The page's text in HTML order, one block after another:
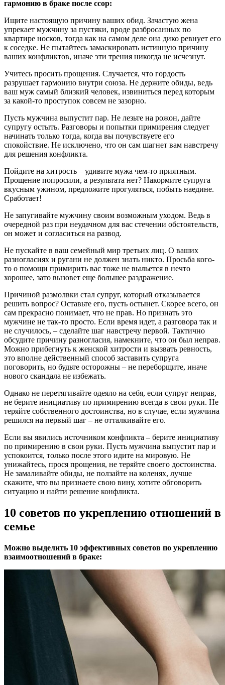
гармонию в браке после ссор:
Ищите настоящую причину ваших обид. Зачастую жена
упрекает мужчину за пустяки, вроде разбросанных по
квартире носков, тогда как на самом деле она дико ревнует его
к соседке. Не пытайтесь замаскировать истинную причину
ваших конфликтов, иначе эти трения никогда не исчезнут.
Учитесь просить прощения. Случается, что гордость
разрушает гармонию внутри союза. Не держите обиды, ведь
ваш муж самый близкий человек, извиниться перед которым
за какой-то проступок совсем не зазорно.
Пусть мужчина выпустит пар. Не лезьте на рожон, дайте
супругу остыть. Разговоры и попытки примирения следует
начинать только тогда, когда вы почувствуете его
спокойствие. Не исключено, что он сам шагнет вам навстречу
для решения конфликта.
Пойдите на хитрость – удивите мужа чем-то приятным.
Прощение попросили, а результата нет? Накормите супруга
вкусным ужином, предложите прогуляться, побыть наедине.
Сработает!
Не запугивайте мужчину своим возможным уходом. Ведь в
очередной раз при неудачном для вас стечении обстоятельств,
он может и согласиться на развод.
Не пускайте в ваш семейный мир третьих лиц. О ваших
разногласиях и ругани не должен знать никто. Просьба кого-
то о помощи примирить вас тоже не выльется в нечто
хорошее, зато вызовет еще большее раздражение.
Причиной размолвки стал супруг, который отказывается
решить вопрос? Оставьте его, пусть остынет. Скорее всего, он
сам прекрасно понимает, что не прав. Но признать это
мужчине не так-то просто. Если время идет, а разговора так и
не случилось, – сделайте шаг навстречу первой. Тактично
обсудите причину разногласия, намекните, что он был неправ.
Можно прибегнуть к женской хитрости и вызвать ревность,
это вполне действенный способ заставить супруга
поговорить, но будьте осторожны – не переборщите, иначе
нового скандала не избежать.
Однако не перетягивайте одеяло на себя, если супруг неправ,
не берите инициативу по примирению всегда в свои руки. Не
теряйте собственного достоинства, но в случае, если мужчина
решился на первый шаг – не отталкивайте его.
Если вы явились источником конфликта – берите инициативу
по примирению в свои руки. Пусть мужчина выпустит пар и
успокоится, только после этого идите на мировую. Не
унижайтесь, прося прощения, не теряйте своего достоинства.
Не замаливайте обиды, не ползайте на коленях, лучше
скажите, что вы признаете свою вину, хотите обговорить
ситуацию и найти решение конфликта.
10 советов по укреплению отношений в
семье
Можно выделить 10 эффективных советов по укреплению
взаимоотношений в браке: